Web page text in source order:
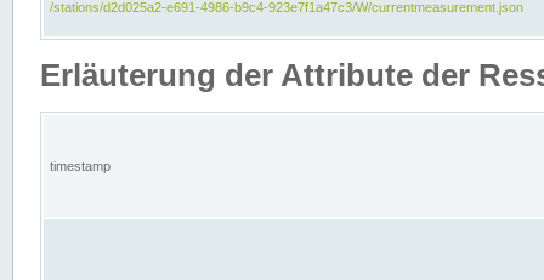
/stations/d2d025a2-e691-4986-b9c4-923e7f1a47c3/W/currentmeasurement.json
Erläuterung der Attribute der
timestamp